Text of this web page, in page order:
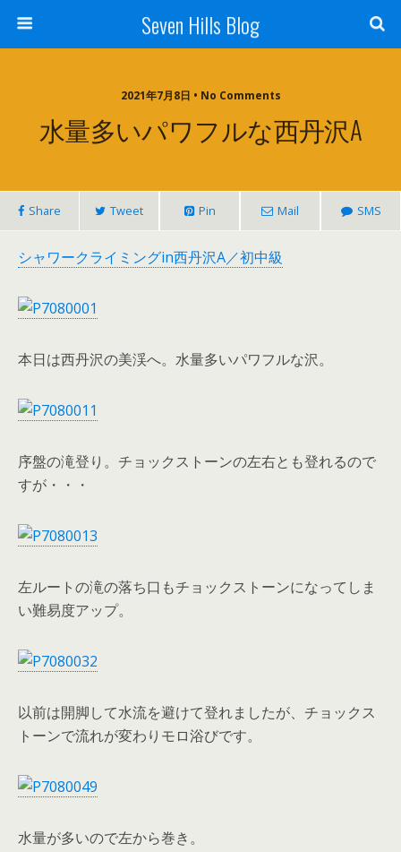
Seven Hills Blog
2021年7月8日 • No Comments
水量多いパワフルな西丹沢A
Share Tweet Pin Mail SMS
シャワークライミングin西丹沢A／初中級
本日は西丹沢の美渓へ。水量多いパワフルな沢。
序盤の滝登り。チョックストーンの左右とも登れるので
すが・・・
左ルートの滝の落ち口もチョックストーンになってしま
い難易度アップ。
以前は開脚して水流を避けて登れましたが、チョックス
トーンで流れが変わりモロ浴びです。
水量が多いので左から巻き。